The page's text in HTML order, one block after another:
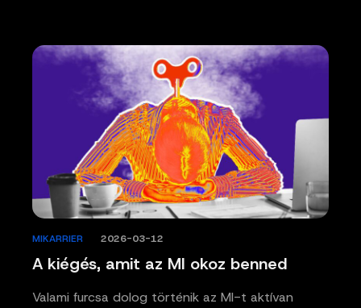
A kiégés, amit az MI okoz benned
MIKARRIER 2026-03-12
Valami furcsa dolog történik az MI-t aktívan